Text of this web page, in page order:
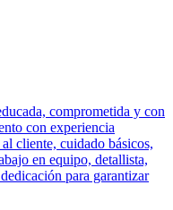
comprometida y con
con experiencia
cliente, cuidado básicos,
en equipo, detallista,
para garantizar